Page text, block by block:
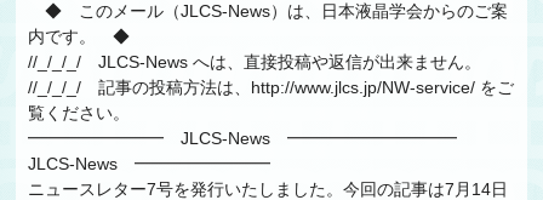
◆ このメール（JLCS-News）は、日本液晶学会からのご案
内です。 ◆
//_/_/_/ JLCS-News へは、直接投稿や返信が出来ません。
//_/_/_/ 記事の投稿方法は、http://www.jlcs.jp/NW-service/ をご
覧ください。
━━━━━━━━ JLCS-News ━━━━━━━━━━
JLCS-News ━━━━━━━━
ニュースレター7号を発行いたしました。今回の記事は7月14日